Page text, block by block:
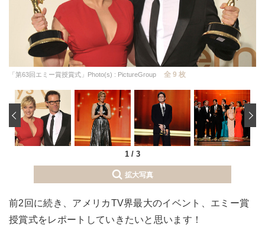
「第63回エミー賞授賞式」Photo(s) : PictureGroup 全 9 枚
1 / 3
‹
拡大写真
前2回に続き、アメリカTV界最大のイベント、エミー賞
授賞式をレポートしていきたいと思います！